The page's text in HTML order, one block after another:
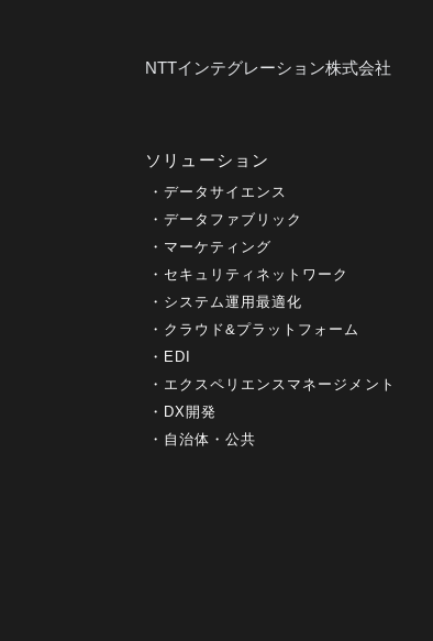
NTTインテグレーション株式会社
ソリューション
データサイエンス
データファブリック
マーケティング
セキュリティネットワーク
システム運用最適化
クラウド&プラットフォーム
EDI
エクスペリエンスマネージメント
DX開発
自治体・公共